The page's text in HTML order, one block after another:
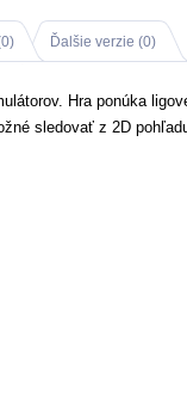
0) Ďalšie verzie (0)
Hra ponúka
sledovať z 2D